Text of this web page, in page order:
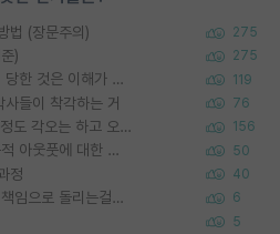
법 (장문주의) 275
) 275
대학원생들 교수에게 가스라이팅 당한 것은 이해가 갑니다. 안타깝네요. 119
들이 착각하는 거 76
석사입학예정생 분들! 제발 어느 정도 각오는 하고 오세요. 156
포스텍 억까에 대해 (동문의 학문적 아웃풋에 대한 반박) 50
정 40
왜 후배가 못하는걸 교수님은 내 책임으로 돌리는걸까요? 6
5